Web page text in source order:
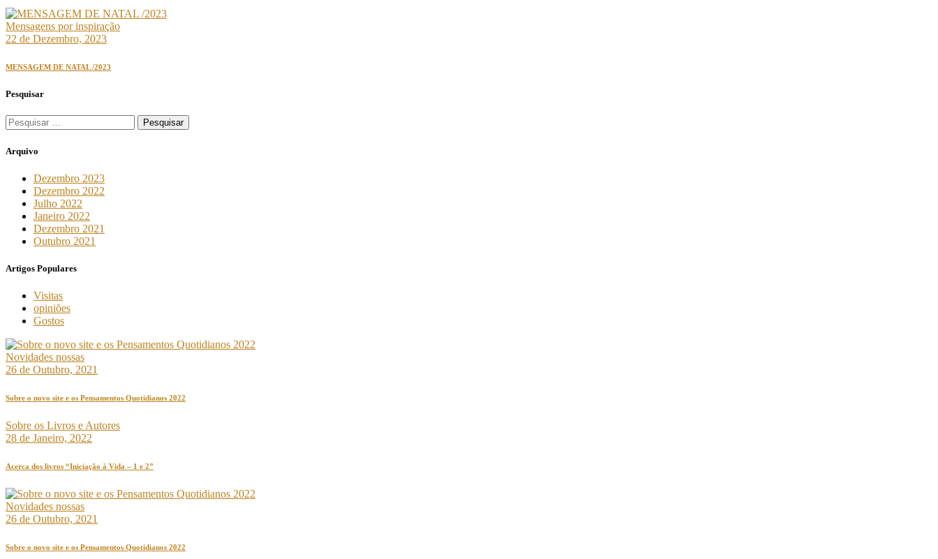
Mensagens por inspiração
22 de Dezembro, 2023
MENSAGEM DE NATAL /2023
Pesquisar
Arquivo
Dezembro 2023
Dezembro 2022
Julho 2022
Janeiro 2022
Dezembro 2021
Outubro 2021
Artigos Populares
Visitas
opiniões
Gostos
Novidades nossas
26 de Outubro, 2021
Sobre o novo site e os Pensamentos Quotidianos 2022
Sobre os Livros e Autores
28 de Janeiro, 2022
Acerca dos livros “Iniciação à Vida – 1 e 2”
Novidades nossas
26 de Outubro, 2021
Sobre o novo site e os Pensamentos Quotidianos 2022